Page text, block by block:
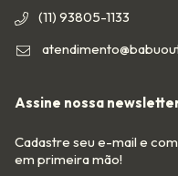
(11) 93805-1133
Assine nossa
Cadastre seu e-mail e
em primeira mão!